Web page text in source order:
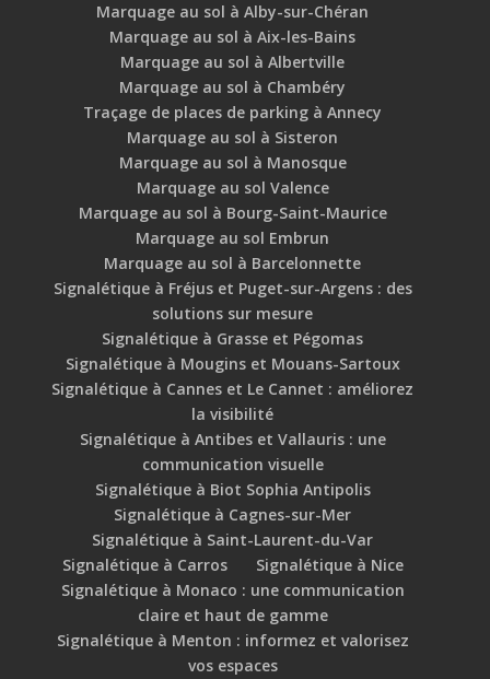
Marquage au sol à Alby-sur-Chéran
Marquage au sol à Aix-les-Bains
Marquage au sol à Albertville
Marquage au sol à Chambéry
Traçage de places de parking à Annecy
Marquage au sol à Sisteron
Marquage au sol à Manosque
Marquage au sol Valence
Marquage au sol à Bourg-Saint-Maurice
Marquage au sol Embrun
Marquage au sol à Barcelonnette
Signalétique à Fréjus et Puget-sur-Argens : des
solutions sur mesure
Signalétique à Grasse et Pégomas
Signalétique à Mougins et Mouans-Sartoux
Signalétique à Cannes et Le Cannet : améliorez
la visibilité
Signalétique à Antibes et Vallauris : une
communication visuelle
Signalétique à Biot Sophia Antipolis
Signalétique à Cagnes-sur-Mer
Signalétique à Saint-Laurent-du-Var
Signalétique à Carros
Signalétique à Nice
Signalétique à Monaco : une communication
claire et haut de gamme
Signalétique à Menton : informez et valorisez
vos espaces